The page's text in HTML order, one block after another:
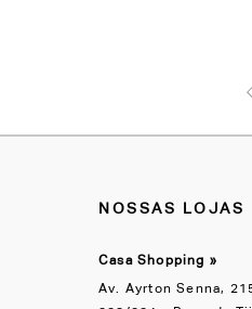
NOSSAS LOJAS
Casa Shopping »
Av. Ayrton Senna,